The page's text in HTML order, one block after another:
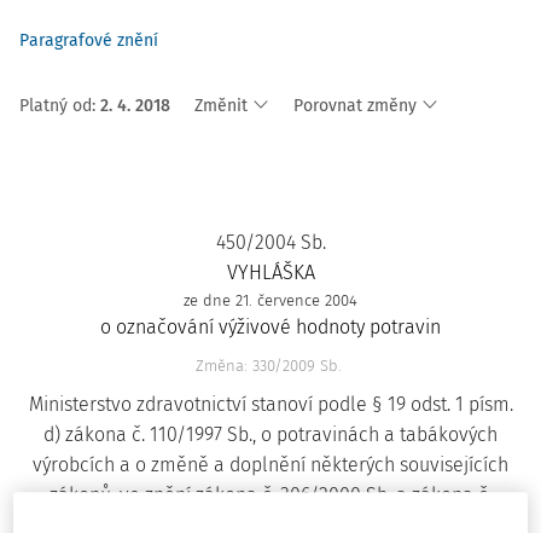
Paragrafové znění
Platný od: 2. 4. 2018 Změnit Porovnat změny
450/2004 Sb.
VYHLÁŠKA
ze dne 21. července 2004
o označování výživové hodnoty potravin
Změna: 330/2009 Sb.
Ministerstvo zdravotnictví stanoví podle § 19 odst. 1 písm.
d) zákona č. 110/1997 Sb., o potravinách a tabákových
výrobcích a o změně a doplnění některých souvisejících
zákonů, ve znění zákona č. 306/2000 Sb. a zákona č.